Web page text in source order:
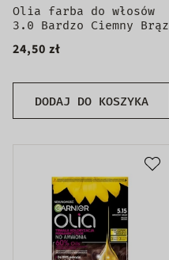
DODAJ DO KOSZYKA
Olia farba do włosów
3.0 Bardzo Ciemny Brąz
24,50 zł